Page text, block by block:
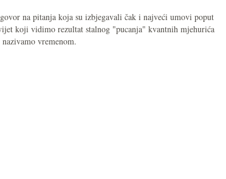
na pitanja koja su izbjegavali čak i najveći umovi poput
koji vidimo rezultat stalnog "pucanja" kvantnih mjehurića
vremenom.